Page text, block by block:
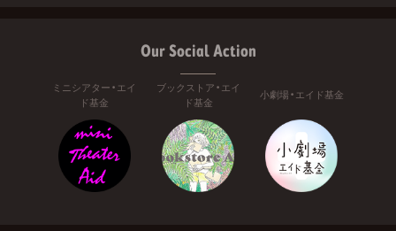
Our Social Action
ミニシアター・エイ
ド基金
ブックストア・エイ
ド基金
小劇場・エイド基金